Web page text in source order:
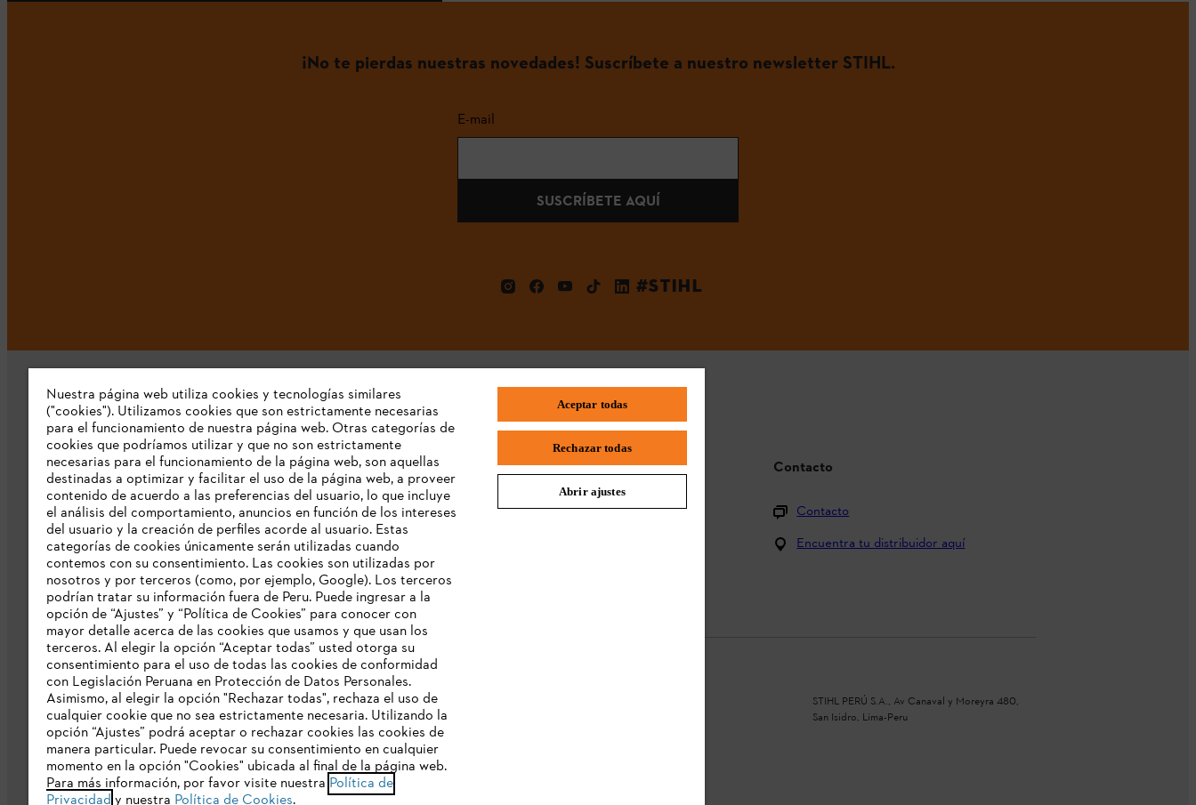
¡No te pierdas nuestras novedades! Suscríbete a nuestro newsletter STIHL.
E-mail
SUSCRÍBETE AQUÍ
#STIHL
La Empresa
Sobre nosostros
Línea de Integridad de STIHL
Preguntas frecuentes (FAQs)
Preguntas sobre el portafolio
Contacto
Contacto
Encuentra tu distribuidor aquí
Aviso de privacidad y protección de datos Aviso legal
Libro de Reclamaciones
STIHL PERÚ S.A., Av Canaval y Moreyra 480,
San Isidro, Lima-Peru
Nuestra página web utiliza cookies y tecnologías similares
("cookies"). Utilizamos cookies que son estrictamente necesarias
para el funcionamiento de nuestra página web. Otras categorías de
cookies que podríamos utilizar y que no son estrictamente
necesarias para el funcionamiento de la página web, son aquellas
destinadas a optimizar y facilitar el uso de la página web, a proveer
contenido de acuerdo a las preferencias del usuario, lo que incluye
el análisis del comportamiento, anuncios en función de los intereses
del usuario y la creación de perfiles acorde al usuario. Estas
categorías de cookies únicamente serán utilizadas cuando
contemos con su consentimiento. Las cookies son utilizadas por
nosotros y por terceros (como, por ejemplo, Google). Los terceros
podrían tratar su información fuera de Peru. Puede ingresar a la
opción de “Ajustes” y “Política de Cookies” para conocer con
mayor detalle acerca de las cookies que usamos y que usan los
terceros. Al elegir la opción “Aceptar todas” usted otorga su
consentimiento para el uso de todas las cookies de conformidad
con Legislación Peruana en Protección de Datos Personales.
Asimismo, al elegir la opción "Rechazar todas", rechaza el uso de
cualquier cookie que no sea estrictamente necesaria. Utilizando la
opción “Ajustes” podrá aceptar o rechazar cookies las cookies de
manera particular. Puede revocar su consentimiento en cualquier
momento en la opción "Cookies" ubicada al final de la página web.
Para más información, por favor visite nuestra Política de
Privacidad y nuestra Política de Cookies.
Aceptar todas
Rechazar todas
Abrir ajustes